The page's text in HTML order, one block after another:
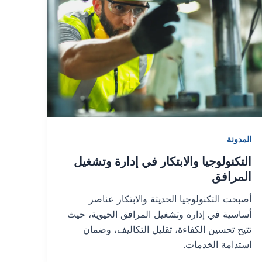
المدونة
التكنولوجيا والابتكار في إدارة وتشغيل
المرافق
أصبحت التكنولوجيا الحديثة والابتكار عناصر
أساسية في إدارة وتشغيل المرافق الحيوية، حيث
تتيح تحسين الكفاءة، تقليل التكاليف، وضمان
استدامة الخدمات.